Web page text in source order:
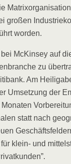
gro­ßen
worden.
McK­in­sey auf
zu
Am
Umset­zung der
Mona­ten
statt nach
klein- und